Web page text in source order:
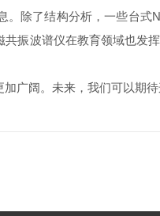
除了结构分析，一些台
振波谱仪在教育领域也
阔。未来，我们可以期待